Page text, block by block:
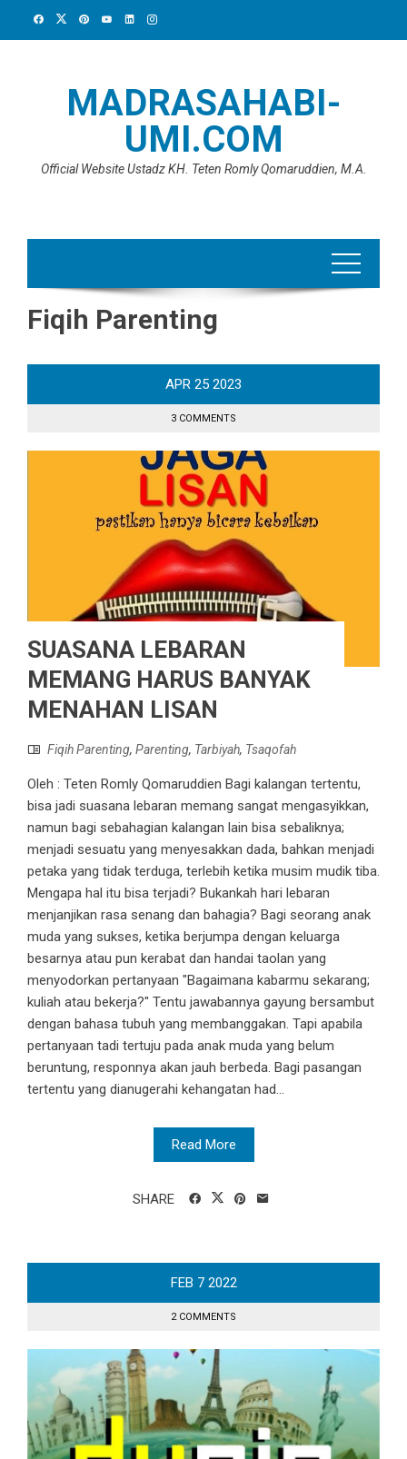
MADRASAHABI-
UMI.COM
Official Website Ustadz KH. Teten Romly Qomaruddien, M.A.
Fiqih Parenting
APR 25 2023
3 COMMENTS
SUASANA LEBARAN
MEMANG HARUS BANYAK
MENAHAN LISAN
Fiqih Parenting, Parenting, Tarbiyah, Tsaqofah
Oleh : Teten Romly Qomaruddien Bagi kalangan tertentu,
bisa jadi suasana lebaran memang sangat mengasyikkan,
namun bagi sebahagian kalangan lain bisa sebaliknya;
menjadi sesuatu yang menyesakkan dada, bahkan menjadi
petaka yang tidak terduga, terlebih ketika musim mudik tiba.
Mengapa hal itu bisa terjadi? Bukankah hari lebaran
menjanjikan rasa senang dan bahagia? Bagi seorang anak
muda yang sukses, ketika berjumpa dengan keluarga
besarnya atau pun kerabat dan handai taolan yang
menyodorkan pertanyaan "Bagaimana kabarmu sekarang;
kuliah atau bekerja?" Tentu jawabannya gayung bersambut
dengan bahasa tubuh yang membanggakan. Tapi apabila
pertanyaan tadi tertuju pada anak muda yang belum
beruntung, responnya akan jauh berbeda. Bagi pasangan
tertentu yang dianugerahi kehangatan had...
Read More
SHARE
FEB 7 2022
2 COMMENTS